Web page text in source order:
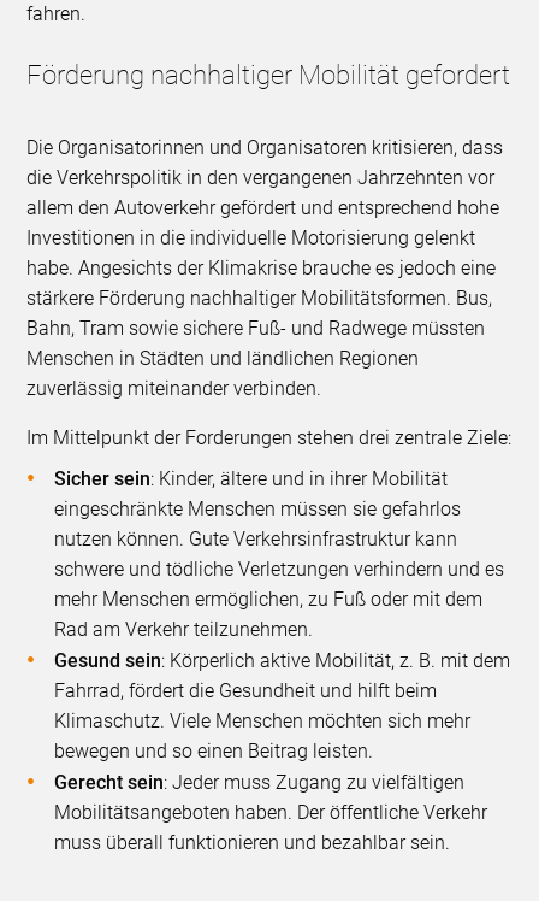
fahren.
Förderung nachhaltiger Mobilität gefordert
Die Organisatorinnen und Organisatoren kritisieren, dass
die Verkehrspolitik in den vergangenen Jahrzehnten vor
allem den Autoverkehr gefördert und entsprechend hohe
Investitionen in die individuelle Motorisierung gelenkt
habe. Angesichts der Klimakrise brauche es jedoch eine
stärkere Förderung nachhaltiger Mobilitätsformen. Bus,
Bahn, Tram sowie sichere Fuß- und Radwege müssten
Menschen in Städten und ländlichen Regionen
zuverlässig miteinander verbinden.
Im Mittelpunkt der Forderungen stehen drei zentrale Ziele:
Sicher sein: Kinder, ältere und in ihrer Mobilität
eingeschränkte Menschen müssen sie gefahrlos
nutzen können. Gute Verkehrsinfrastruktur kann
schwere und tödliche Verletzungen verhindern und es
mehr Menschen ermöglichen, zu Fuß oder mit dem
Rad am Verkehr teilzunehmen.
Gesund sein: Körperlich aktive Mobilität, z. B. mit dem
Fahrrad, fördert die Gesundheit und hilft beim
Klimaschutz. Viele Menschen möchten sich mehr
bewegen und so einen Beitrag leisten.
Gerecht sein: Jeder muss Zugang zu vielfältigen
Mobilitätsangeboten haben. Der öffentliche Verkehr
muss überall funktionieren und bezahlbar sein.